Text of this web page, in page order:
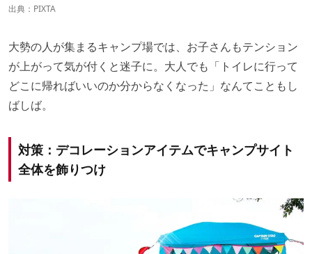
出典： PIXTA
大勢の人が集まるキャンプ場では、お子さんもテンション
が上がって気が付くと迷子に。大人でも「トイレに行って
どこに帰ればいいのか分からなくなった」なんてこともし
ばしば。
対策：デコレーションアイテムでキャンプサイト
全体を飾りつけ